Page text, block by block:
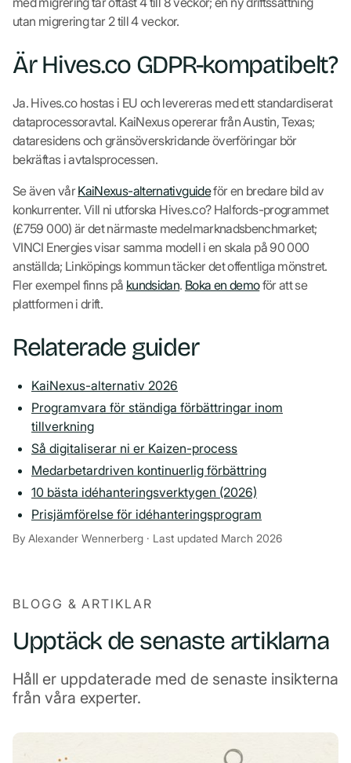
utan migrering tar 2 till 4 veckor.
Är Hives.co GDPR-kompatibelt?
Ja. Hives.co hostas i EU och levereras med ett standardiserat
dataprocessoravtal. KaiNexus opererar från Austin, Texas;
dataresidens och gränsöverskridande överföringar bör
bekräftas i avtalsprocessen.
Se även vårKaiNexus-alternativguideför en bredare bild av
konkurrenter. Vill ni utforska Hives.co? Halfords-programmet
(£759 000) är det närmaste medelmarknadsbenchmarket;
VINCI Energies visar samma modell i en skala på 90 000
anställda; Linköpings kommun täcker det offentliga mönstret.
Fler exempel finns på kundsidan. Boka en demoför att se
plattformen i drift.
Relaterade guider
KaiNexus-alternativ 2026
Programvara för ständiga förbättringar inom
tillverkning
Så digitaliserar ni er Kaizen-process
Medarbetardriven kontinuerlig förbättring
10 bästa idéhanteringsverktygen (2026)
Prisjämförelse för idéhanteringsprogram
By Alexander Wennerberg · Last updated March 2026
BLOGG & ARTIKLAR
Upptäck de senaste artiklarna
Håll er uppdaterade med de senaste insikterna
från våra experter.